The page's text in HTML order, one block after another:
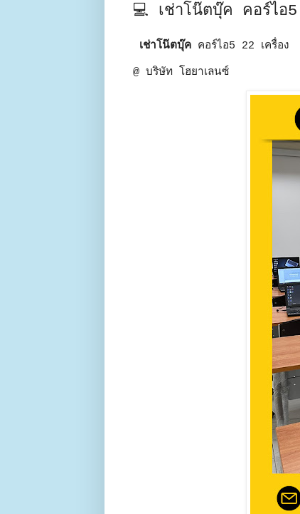
💻 เช่าโน๊ตบุ๊ค คอร์ไอ
เช่าโน๊ตบุ๊ค คอร์ไอ5 22 เครื่อง
@ บริษัท โฮยาเลนซ์